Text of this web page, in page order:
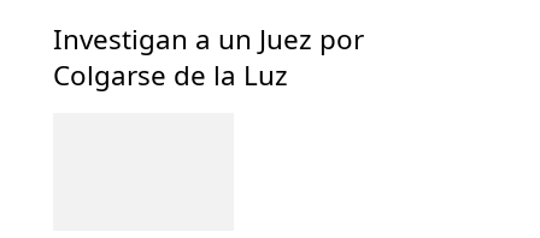
Investigan a un Juez por
Colgarse de la Luz